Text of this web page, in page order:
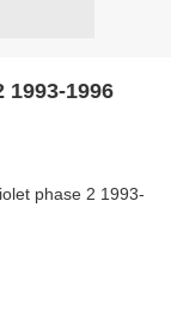
1993-1996